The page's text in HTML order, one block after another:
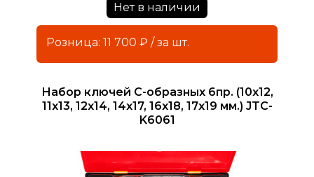
Нет в наличии
Розница: 11 700 ₽ / за шт.
Набор ключей С-образных 6пр. (10x12,
11x13, 12x14, 14x17, 16x18, 17x19 мм.) JTC-
K6061